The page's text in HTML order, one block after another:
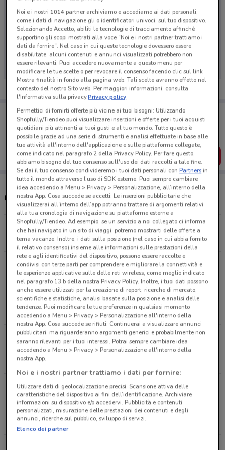
Ci dispiace, al momento non abbiamo pubblicato
volantini nella tua zona. Riprova più tardi.
Porta DoveConviene sempre con te!
Puoi trovare le migliori offerte dei negozi vicino a te,
salvarle e creare la tua lista del risparmio, comodamente
dal tuo cellulare.
SCARICA L’APP
Orari e Negozi Chicco
Via Galileo Galilei, 3 Busto Arsizio
7.1 km
CHIUSO
Via Caracciolo, 87 Varese
19.3 km
CHIUSO
Via Piemonte Snc Vittuone
23.3 km
CHIUSO
Centro Commerciale Shopping Center Il Destriero
Localita' Castellazzo - Via Piemonte Snc Vittuone
23.5 km
Via Tornese, 10 Grandate
23.5 km
CHIUSO
Tutti i negozi Chicco
Noi e i nostri 1014partner archiviamo e accediamo ai dati personali,
come i dati di navigazione gli o identificatori univoci, sul tuo dispositivo.
Selezionando Accetto, abiliti le tecnologie di tracciamento affinché
supportino gli scopi mostrati alla voce "Noi e i nostri partner trattiamo i
dati da fornire". Nel caso in cui queste tecnologie dovessero essere
disabilitate, alcuni contenuti e annunci visualizzati potrebbero non
essere rilevanti. Puoi accedere nuovamente a questo menu per
modificare le tue scelte o per revocare il consenso facendo clic sul link
Mostra finalità in fondo alla pagina web. Tali scelte avranno effetto nel
contesto del nostro Sito web. Per maggiori informazioni, consulta
l'Informativa sulla privacy.Privacy policy
Permettici di fornirti offerte più vicine ai tuoi bisogni: Utilizzando
Shopfully/Tiendeo puoi visualizzare inserzioni e offerte per i tuoi acquisti
quotidiani più attinenti ai tuoi gusti e al tuo mondo. Tutto questo è
possibile grazie ad una serie di strumenti e analisi effettuate in base alle
tue attività all'interno dell'applicazione e sulle piattaforme collegate,
come indicato nel paragrafo 2 della Privacy Policy. Per fare questo,
abbiamo bisogno del tuo consenso sull'uso dei dati raccolti a tale fine.
Se dai il tuo consenso condivideremo i tuoi dati personali conPartnersin
tutto il mondo attraverso l’uso di SDK esterne. Puoi sempre cambiare
idea accedendo a Menu > Privacy > Personalizzazione, all’interno della
nostra App. Cosa succede se accetti: Le inserzioni pubblicitarie che
visualizzerai all'interno dell’app potranno trattare di argomenti relativi
alla tua cronologia di navigazione su piattaforme esterne a
Shopfully/Tiendeo. Ad esempio, se un servizio a noi collegato ci informa
che hai navigato in un sito di viaggi, potremo mostrarti delle offerte a
tema vacanze. Inoltre, i dati sulla posizione (nel caso in cui abbia fornito
il relativo consenso) insieme alle informazioni sulle prestazioni della
rete e agli identificativi del dispositivo, possono essere raccolte e
condivisi con terze parti per comprendere e migliorare la connettività e
le esperienze applicative sulle delle reti wireless, come meglio indicato
nel paragrafo 13.b della nostra Privacy Policy. Inoltre, i tuoi dati possono
anche essere utilizzati per la creazione di report, ricerche di mercato,
scientifiche e statistiche, analisi basate sulla posizione e analisi delle
tendenze. Puoi modificare le tue preferenze in qualsiasi momento
accedendo a Menu > Privacy > Personalizzazione all'interno della
nostra App. Cosa succede se rifiuti: Continuerai a visualizzare annunci
pubblicitari, ma riguarderanno argomenti generici e probabilmente non
saranno rilevanti per i tuoi interessi. Potrai sempre cambiare idea
accedendo a Menu > Privacy > Personalizzazione all'interno della
nostra App.
Noi e i nostri partner trattiamo i dati per fornire:
Utilizzare dati di geolocalizzazione precisi. Scansione attiva delle
caratteristiche del dispositivo ai fini dell’identificazione. Archiviare
informazioni su dispositivo e/o accedervi. Pubblicità e contenuti
personalizzati, misurazione delle prestazioni dei contenuti e degli
annunci, ricerche sul pubblico, sviluppo di servizi.
Elenco dei partner